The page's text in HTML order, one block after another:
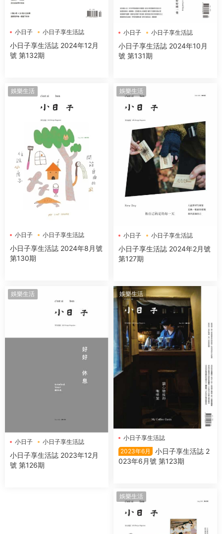
小日子 小日子享生活誌
小日子享生活誌 2024年12月
號 第132期
小日子 小日子享生活誌
小日子享生活誌 2024年10月
號 第131期
娛樂生活
小日子 小日子享生活誌
小日子享生活誌 2024年8月號
第130期
娛樂生活
小日子 小日子享生活誌
小日子享生活誌 2024年2月號
第127期
娛樂生活
小日子 小日子享生活誌
小日子享生活誌 2023年12月
號 第126期
娛樂生活
小日子享生活誌
2023年6月
小日子享生活誌 2
023年6月號 第123期
娛樂生活